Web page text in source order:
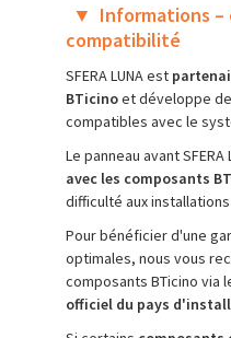
▼ Informations
compatibilité
SFERA LUNA est
BTicinoet développe
compatibles avec le
Le panneau avant SFERA
avec les composants
difficulté aux
Pour bénéficier d'une
optimales, nous vous
composants BTicino via
officiel du pays